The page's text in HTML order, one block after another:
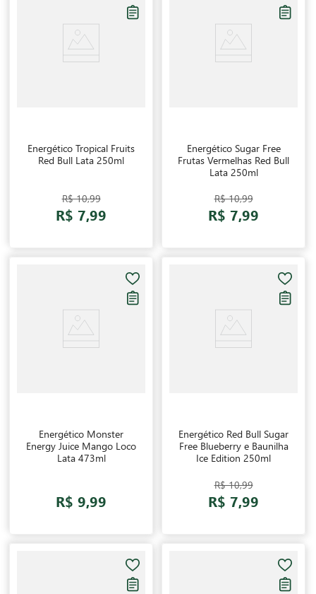
Energético Tropical Fruits
Red Bull Lata 250ml
R$ 10,99
R$ 7,99
Energético Sugar Free
Frutas Vermelhas Red Bull
Lata 250ml
R$ 10,99
R$ 7,99
Energético Monster
Energy Juice Mango Loco
Lata 473ml
R$ 9,99
Energético Red Bull Sugar
Free Blueberry e Baunilha
Ice Edition 250ml
R$ 10,99
R$ 7,99